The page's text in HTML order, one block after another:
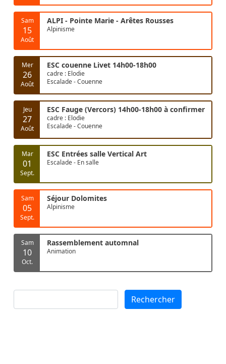
Sam
15
Août
ALPI - Pointe Marie - Arêtes Rousses
Alpinisme
Mer
26
Août
ESC couenne Livet 14h00-18h00
cadre : Elodie
Escalade - Couenne
Jeu
27
Août
ESC Fauge (Vercors) 14h00-18h00 à confirmer
cadre : Elodie
Escalade - Couenne
Mar
01
Sept.
ESC Entrées salle Vertical Art
Escalade - En salle
Sam
05
Sept.
Séjour Dolomites
Alpinisme
Sam
10
Oct.
Rassemblement automnal
Animation
Rechercher Rechercher